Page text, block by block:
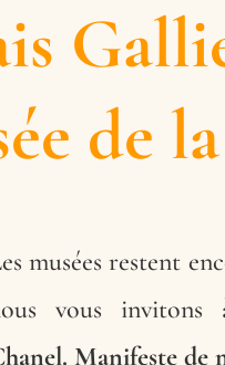
de
musées restent
vous invitons
Manifeste de